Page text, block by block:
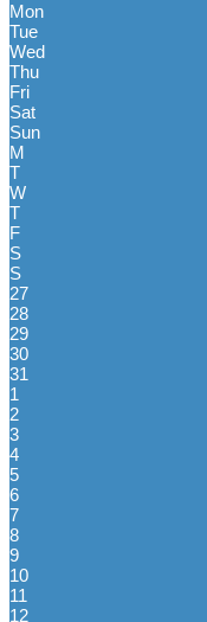
Mon
Tue
Wed
Thu
Fri
Sat
Sun
M
T
W
T
F
S
S
27
28
29
30
31
1
2
3
4
5
6
7
8
9
10
11
12